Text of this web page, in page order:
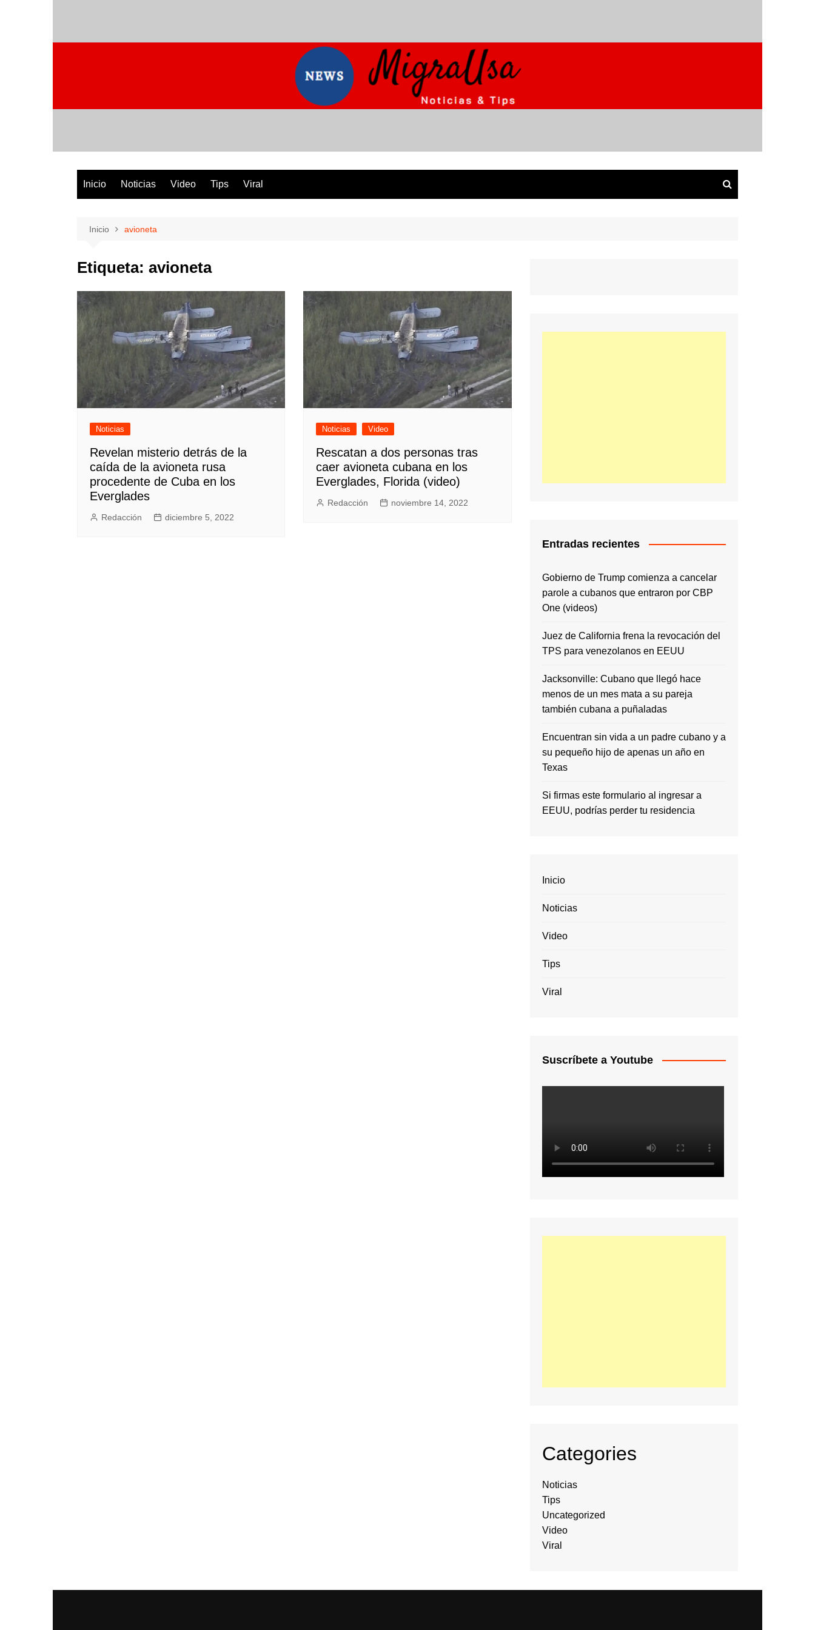
Inicio Noticias Video Tips Viral
Inicio avioneta
Etiqueta: avioneta
Noticias
Revelan misterio detrás de la
caída de la avioneta rusa
procedente de Cuba en los
Everglades
Redacción diciembre 5, 2022
Noticias Video
Rescatan a dos personas tras
caer avioneta cubana en los
Everglades, Florida (video)
Redacción noviembre 14, 2022
Entradas recientes
Gobierno de Trump comienza a cancelar
parole a cubanos que entraron por CBP
One (videos)
Juez de California frena la revocación del
TPS para venezolanos en EEUU
Jacksonville: Cubano que llegó hace
menos de un mes mata a su pareja
también cubana a puñaladas
Encuentran sin vida a un padre cubano y a
su pequeño hijo de apenas un año en
Texas
Si firmas este formulario al ingresar a
EEUU, podrías perder tu residencia
Inicio
Noticias
Video
Tips
Viral
Suscríbete a Youtube
Categories
Noticias
Tips
Uncategorized
Video
Viral